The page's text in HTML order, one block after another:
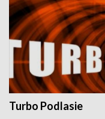
Turbo Podlasie